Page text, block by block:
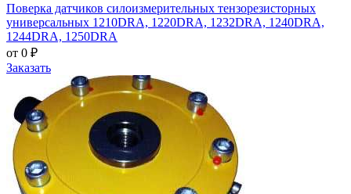
Поверка датчиков силоизмерительных тензорезисторных
универсальных 1210DRA, 1220DRA, 1232DRA, 1240DRA,
1244DRA, 1250DRA
от 0 ₽
Заказать